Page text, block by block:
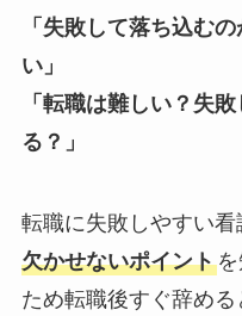
「失敗して落ち込む
い」
「転職は難しい？失
る？」
転職に失敗しやすい看
欠かせないポイント
ため転職後すぐ辞め